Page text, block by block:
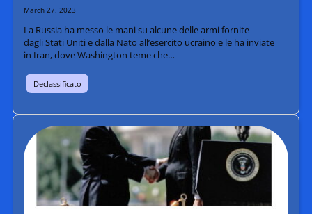
March 27, 2023
La Russia ha messo le mani su alcune delle armi fornite
dagli Stati Uniti e dalla Nato all’esercito ucraino e le ha inviate
in Iran, dove Washington teme che…
Declassificato